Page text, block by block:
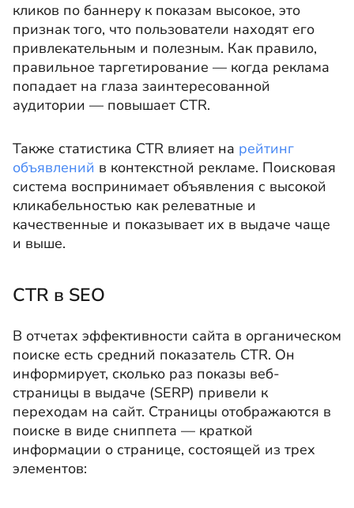
кликов по баннеру к показам высокое, это
признак того, что пользователи находят его
привлекательным и полезным. Как правило,
правильное таргетирование — когда реклама
попадает на глаза заинтересованной
аудитории — повышает CTR.
Также статистика CTR влияет на рейтинг
объявлений в контекстной рекламе. Поисковая
система воспринимает объявления с высокой
кликабельностью как релеватные и
качественные и показывает их в выдаче чаще
и выше.
CTR в SEO
В отчетах эффективности сайта в органическом
поиске есть средний показатель CTR. Он
информирует, сколько раз показы веб-
страницы в выдаче (SERP) привели к
переходам на сайт. Страницы отображаются в
поиске в виде сниппета — краткой
информации о странице, состоящей из трех
элементов: